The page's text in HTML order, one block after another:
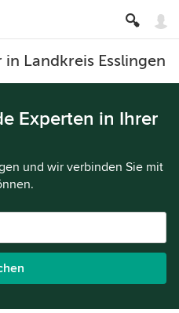
Landkreis Esslingen
Experten in Ihrer
und wir verbinden Sie mit